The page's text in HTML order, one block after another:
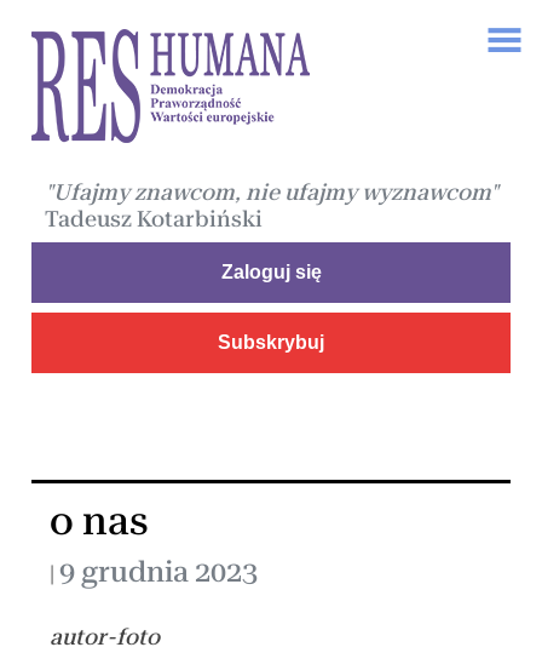
"Ufajmy znawcom, nie ufajmy wyznawcom"
Tadeusz Kotarbiński
Zaloguj się
Subskrybuj
o nas
| 9 grudnia 2023
autor-foto